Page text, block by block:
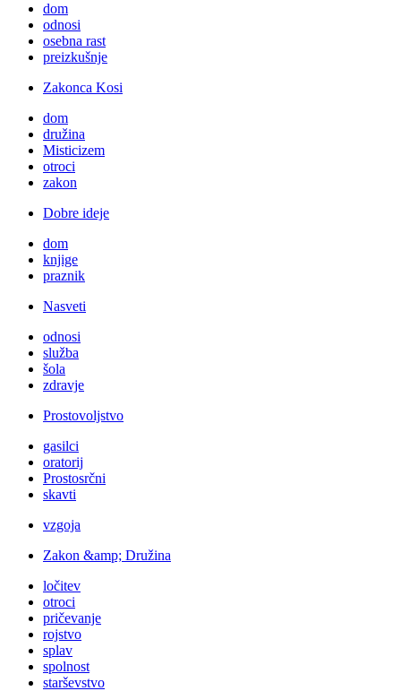
dom
odnosi
osebna rast
preizkušnje
Zakonca Kosi
dom
družina
Misticizem
otroci
zakon
Dobre ideje
dom
knjige
praznik
Nasveti
odnosi
služba
šola
zdravje
Prostovoljstvo
gasilci
oratorij
Prostosrčni
skavti
vzgoja
Zakon &amp; Družina
ločitev
otroci
pričevanje
rojstvo
splav
spolnost
starševstvo